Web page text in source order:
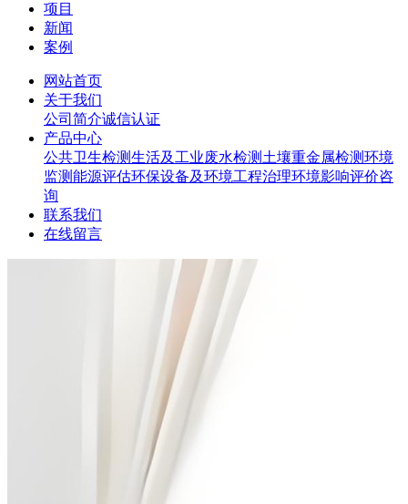
项目
新闻
案例
网站首页
关于我们
公司简介诚信认证
产品中心
公共卫生检测生活及工业废水检测 土壤重金属检测环境
监测能源评估环保设备及环境工程治理环境影响评价咨
询
联系我们
在线留言